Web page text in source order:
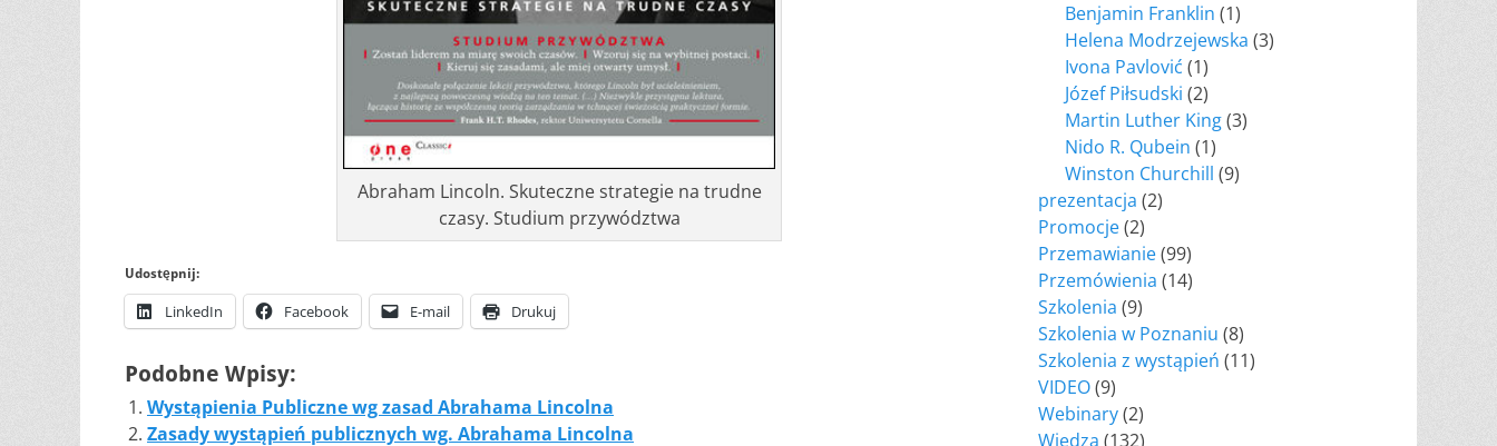
Abraham Lincoln. Skuteczne strategie na trudne
czasy. Studium przywództwa
Udostępnij:
LinkedIn Facebook E-mail Drukuj
Podobne Wpisy:
Wystąpienia Publiczne wg zasad Abrahama Lincolna
Zasady wystąpień publicznych wg. Abrahama Lincolna
Benjamin Franklin (1)
Helena Modrzejewska (3)
Ivona Pavlović (1)
Józef Piłsudski (2)
Martin Luther King(3)
Nido R. Qubein (1)
Winston Churchill (9)
prezentacja (2)
Promocje(2)
Przemawianie(99)
Przemówienia (14)
Szkolenia (9)
Szkolenia w Poznaniu (8)
Szkolenia z wystąpień (11)
VIDEO(9)
Webinary(2)
Wiedza (132)